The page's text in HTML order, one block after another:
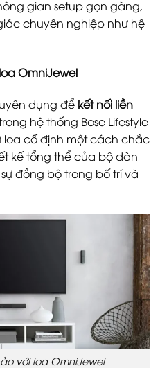
gian setup gọn gàng,
chuyên nghiệp như hệ
OmniJewel
dụng để kết nối liền
hệ thống Bose Lifestyle
loa cố định một cách chắc
kế tổng thể của bộ dàn
đồng bộ trong bố trí và
với loa OmniJewel